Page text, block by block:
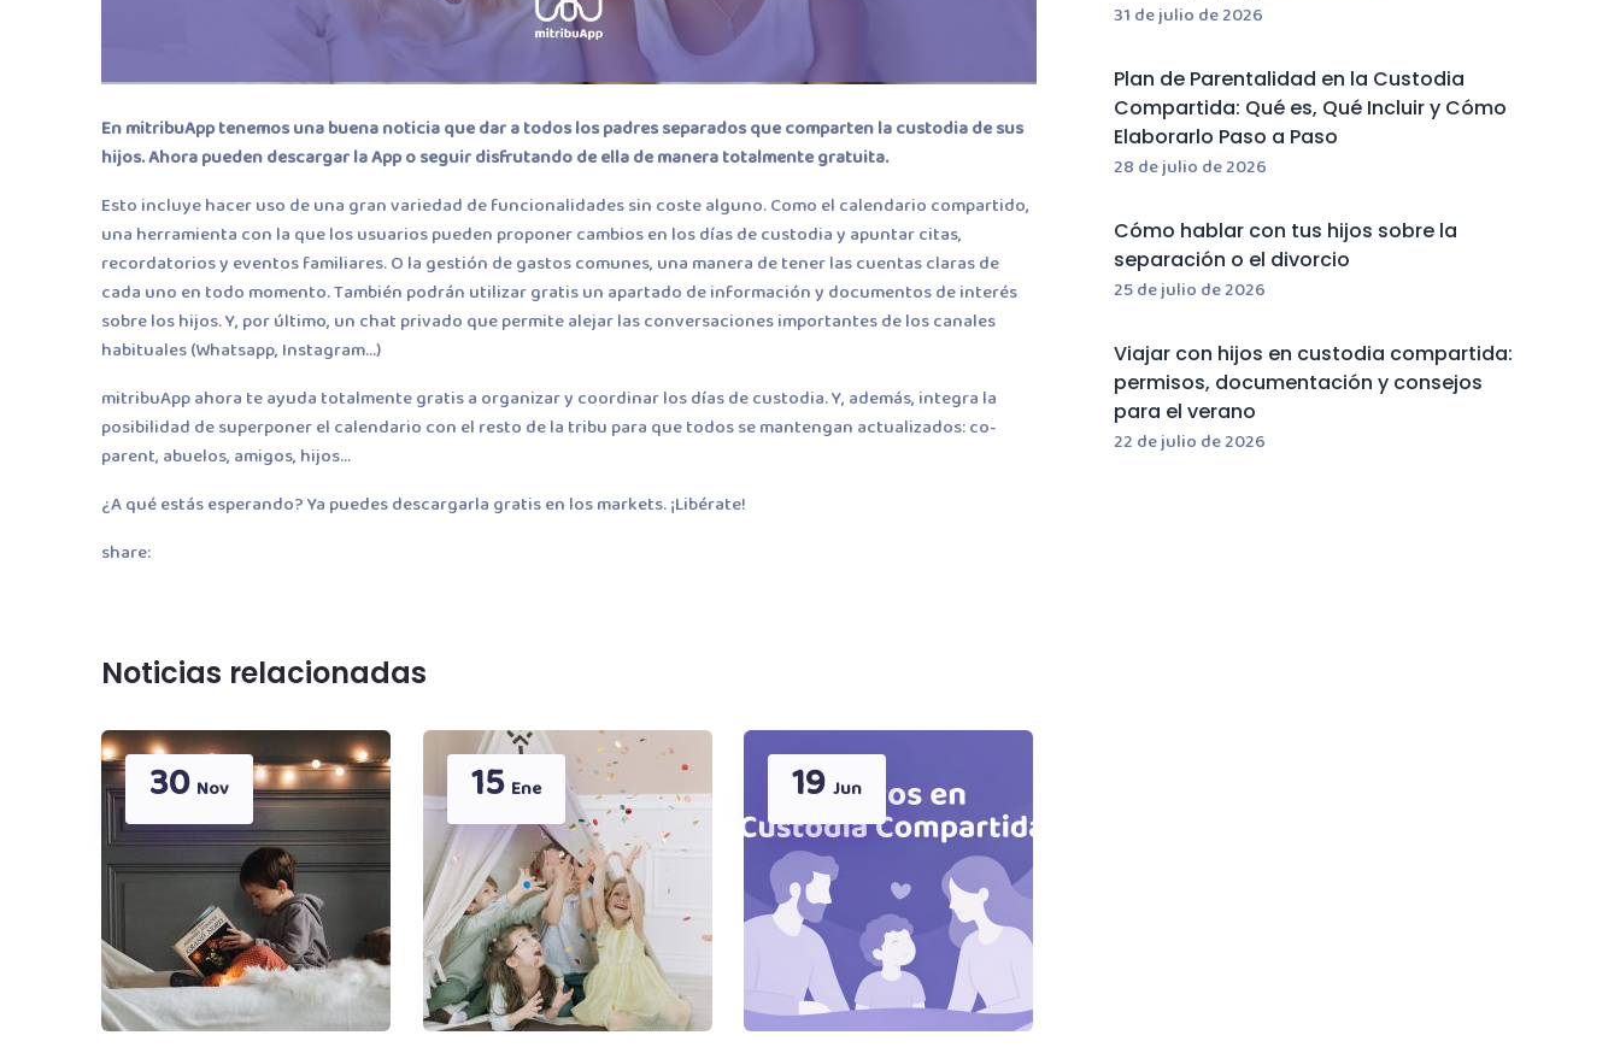
En mitribuApp tenemos una buena noticia que dar a todos los padres separados que comparten la custodia de sus
hijos. Ahora pueden descargar la App o seguir disfrutando de ella de manera totalmente gratuita.
Esto incluye hacer uso de una gran variedad de funcionalidades sin coste alguno. Como el calendario compartido,
una herramienta con la que los usuarios pueden proponer cambios en los días de custodia y apuntar citas,
recordatorios y eventos familiares. O la gestión de gastos comunes, una manera de tener las cuentas claras de
cada uno en todo momento. También podrán utilizar gratis un apartado de información y documentos de interés
sobre los hijos. Y, por último, un chat privado que permite alejar las conversaciones importantes de los canales
habituales (Whatsapp, Instagram…)
mitribuApp ahora te ayuda totalmente gratis a organizar y coordinar los días de custodia. Y, además, integra la
posibilidad de superponer el calendario con el resto de la tribu para que todos se mantengan actualizados: co-
parent, abuelos, amigos, hijos…
¿A qué estás esperando? Ya puedes descargarla gratis en los markets. ¡Libérate!
share:
Noticias relacionadas
30 Nov 15 Ene 19Jun
31 de julio de 2026
Plan de Parentalidad en la Custodia
Compartida: Qué es, Qué Incluir y Cómo
Elaborarlo Paso a Paso
28 de julio de 2026
Cómo hablar con tus hijos sobre la
separación o el divorcio
25 de julio de 2026
Viajar con hijos en custodia compartida:
permisos, documentación y consejos
para el verano
22 de julio de 2026